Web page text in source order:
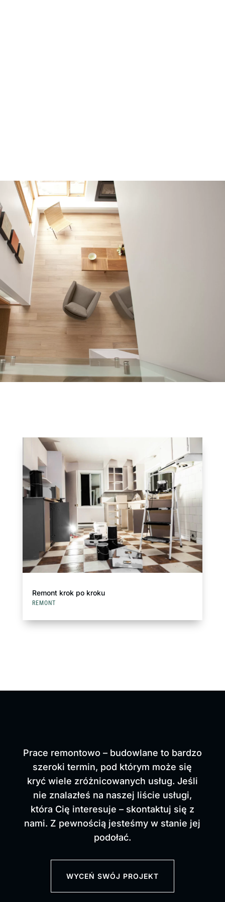
Remont krok po kroku
REMONT
Prace remontowo – budowlane to bardzo
szeroki termin, pod którym może się
kryć wiele zróżnicowanych usług. Jeśli
nie znalazłeś na naszej liście usługi,
która Cię interesuje – skontaktuj się z
nami. Z pewnością jesteśmy w stanie jej
podołać.
WYCEŃ SWÓJ PROJEKT